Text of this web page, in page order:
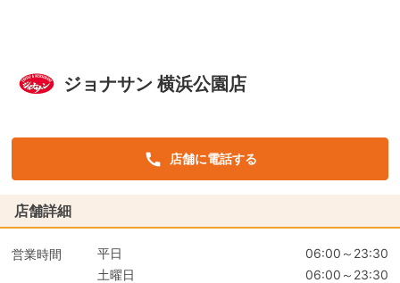
ジョナサン 横浜公園店
店舗に電話する
店舗詳細
営業時間 平日
06:00～23:30
土曜日
06:00～23:30